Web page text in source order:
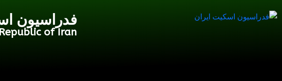
فدراسیون
of Iran